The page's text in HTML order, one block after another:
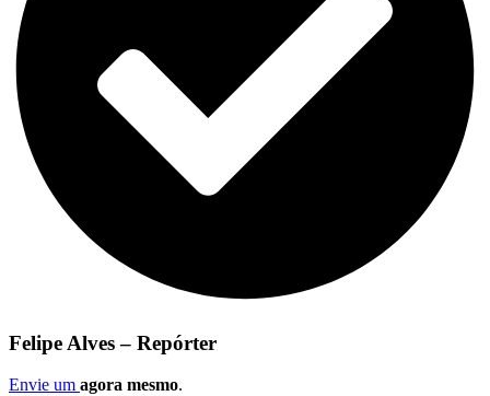
Felipe Alves – Repórter
Envie um agora mesmo.